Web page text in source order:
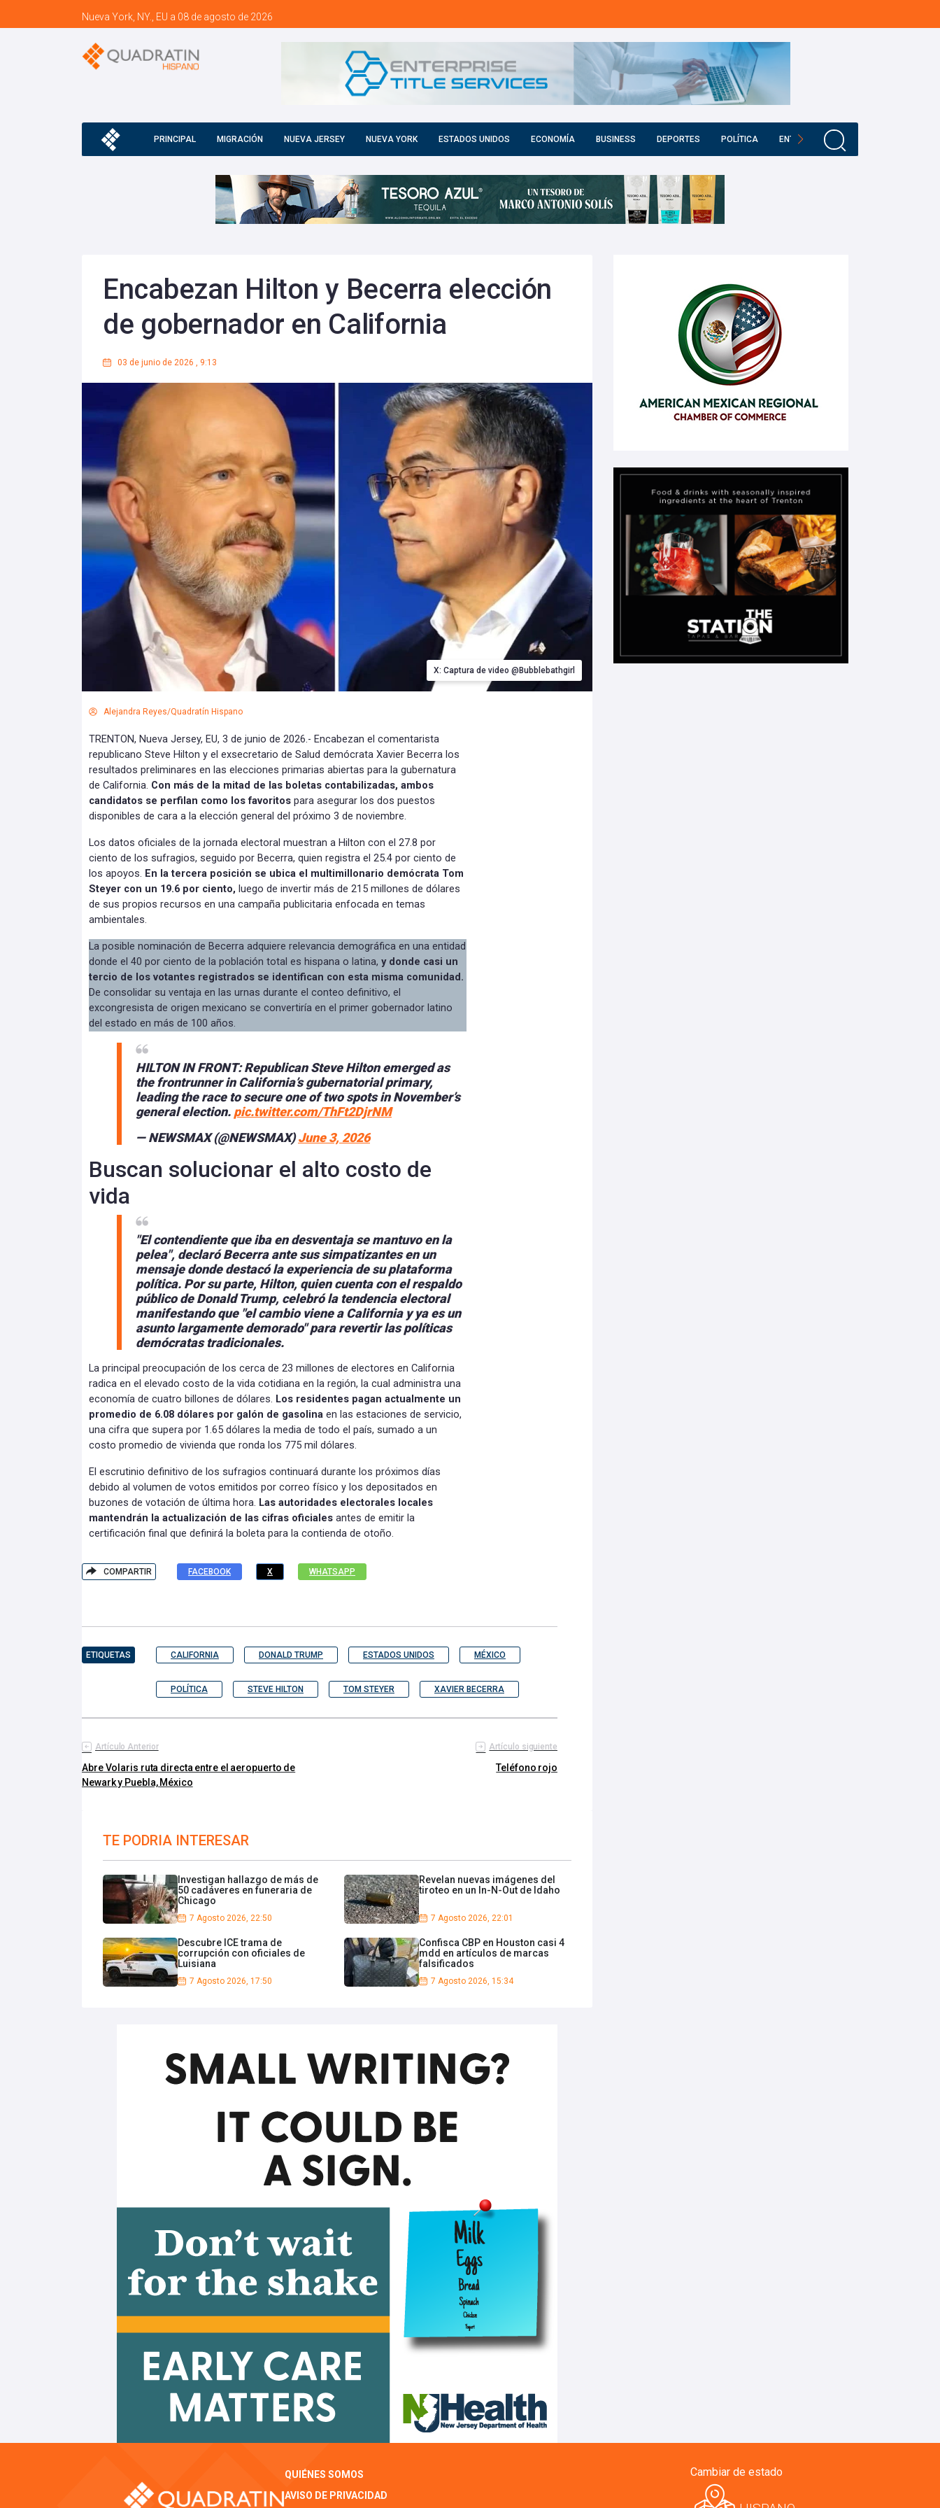
Nueva York, NY., EU a 08 de agosto de 2026
PRINCIPAL MIGRACIÓN NUEVA JERSEY NUEVA YORK ESTADOS UNIDOS ECONOMÍA BUSINESS DEPORTES POLÍTICA ENTRETENIMIENTO
Encabezan Hilton y Becerra elección
de gobernador en California
03 de junio de 2026 , 9:13
X: Captura de video @Bubblebathgirl
Alejandra Reyes/Quadratín Hispano
TRENTON, Nueva Jersey, EU, 3 de junio de 2026.- Encabezan el comentarista
republicano Steve Hilton y el exsecretario de Salud demócrata Xavier Becerra los
resultados preliminares en las elecciones primarias abiertas para la gubernatura
de California. Con más de la mitad de las boletas contabilizadas, ambos
candidatos se perfilan como los favoritos para asegurar los dos puestos
disponibles de cara a la elección general del próximo 3 de noviembre.
Los datos oficiales de la jornada electoral muestran a Hilton con el 27.8 por
ciento de los sufragios, seguido por Becerra, quien registra el 25.4 por ciento de
los apoyos. En la tercera posición se ubica el multimillonario demócrata Tom
Steyer con un 19.6 por ciento, luego de invertir más de 215 millones de dólares
de sus propios recursos en una campaña publicitaria enfocada en temas
ambientales.
La posible nominación de Becerra adquiere relevancia demográfica en una entidad
donde el 40 por ciento de la población total es hispana o latina, y donde casi un
tercio de los votantes registrados se identifican con esta misma comunidad.
De consolidar su ventaja en las urnas durante el conteo definitivo, el
excongresista de origen mexicano se convertiría en el primer gobernador latino
del estado en más de 100 años.
HILTON IN FRONT: Republican Steve Hilton emerged as
the frontrunner in California’s gubernatorial primary,
leading the race to secure one of two spots in November’s
general election. pic.twitter.com/ThFt2DjrNM
— NEWSMAX (@NEWSMAX)June 3, 2026
Buscan solucionar el alto costo de
vida
"El contendiente que iba en desventaja se mantuvo en la
pelea", declaró Becerra ante sus simpatizantes en un
mensaje donde destacó la experiencia de su plataforma
política. Por su parte, Hilton, quien cuenta con el respaldo
público de Donald Trump, celebró la tendencia electoral
manifestando que "el cambio viene a California y ya es un
asunto largamente demorado" para revertir las políticas
demócratas tradicionales.
La principal preocupación de los cerca de 23 millones de electores en California
radica en el elevado costo de la vida cotidiana en la región, la cual administra una
economía de cuatro billones de dólares. Los residentes pagan actualmente un
promedio de 6.08 dólares por galón de gasolina en las estaciones de servicio,
una cifra que supera por 1.65 dólares la media de todo el país, sumado a un
costo promedio de vivienda que ronda los 775 mil dólares.
El escrutinio definitivo de los sufragios continuará durante los próximos días
debido al volumen de votos emitidos por correo físico y los depositados en
buzones de votación de última hora. Las autoridades electorales locales
mantendrán la actualización de las cifras oficiales antes de emitir la
certificación final que definirá la boleta para la contienda de otoño.
COMPARTIR FACEBOOK X WHATSAPP
ETIQUETAS CALIFORNIA DONALD TRUMP ESTADOS UNIDOS MÉXICO
POLÍTICA STEVE HILTON TOM STEYER XAVIER BECERRA
Artículo Anterior
Abre Volaris ruta directa entre el aeropuerto de
Newark y Puebla, México
Artículo siguiente
Teléfono rojo
TE PODRIA INTERESAR
Investigan hallazgo de más de
50 cadáveres en funeraria de
Chicago
7 Agosto 2026, 22:50
Revelan nuevas imágenes del
tiroteo en un In-N-Out de Idaho
7 Agosto 2026, 22:01
Descubre ICE trama de
corrupción con oficiales de
Luisiana
7 Agosto 2026, 17:50
Confisca CBP en Houston casi 4
mdd en artículos de marcas
falsificados
7 Agosto 2026, 15:34
QUIÉNES SOMOS
AVISO DE PRIVACIDAD
Cambiar de estado